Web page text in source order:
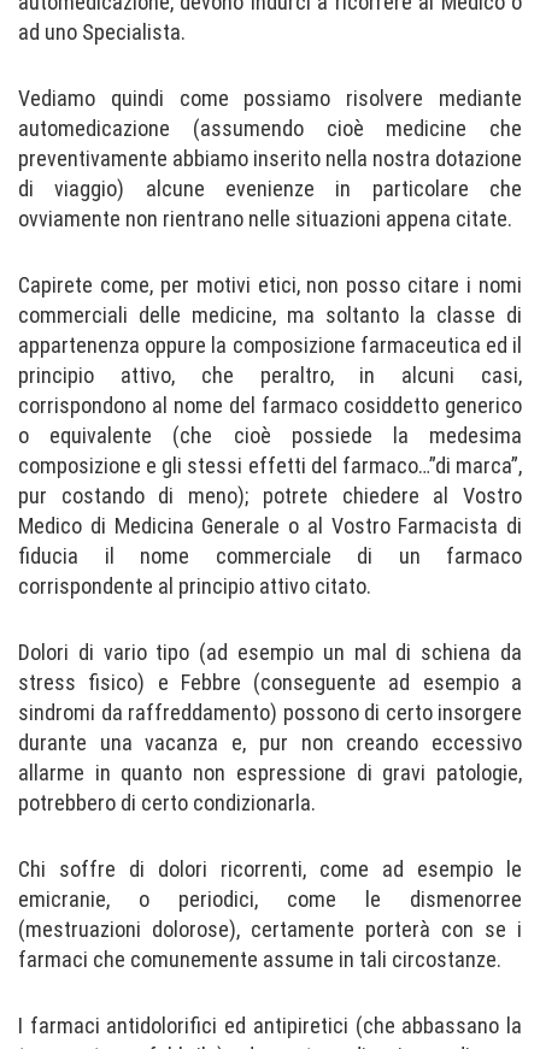
ad uno Specialista.
Vediamo quindi come possiamo risolvere mediante
automedicazione (assumendo cioè medicine che
preventivamente abbiamo inserito nella nostra dotazione
di viaggio) alcune evenienze in particolare che
ovviamente non rientrano nelle situazioni appena citate.
Capirete come, per motivi etici, non posso citare i nomi
commerciali delle medicine, ma soltanto la classe di
appartenenza oppure la composizione farmaceutica ed il
principio attivo, che peraltro, in alcuni casi,
corrispondono al nome del farmaco cosiddetto generico
o equivalente (che cioè possiede la medesima
composizione e gli stessi effetti del farmaco…”di marca”,
pur costando di meno); potrete chiedere al Vostro
Medico di Medicina Generale o al Vostro Farmacista di
fiducia il nome commerciale di un farmaco
corrispondente al principio attivo citato.
Dolori di vario tipo (ad esempio un mal di schiena da
stress fisico) e Febbre (conseguente ad esempio a
sindromi da raffreddamento) possono di certo insorgere
durante una vacanza e, pur non creando eccessivo
allarme in quanto non espressione di gravi patologie,
potrebbero di certo condizionarla.
Chi soffre di dolori ricorrenti, come ad esempio le
emicranie, o periodici, come le dismenorree
(mestruazioni dolorose), certamente porterà con se i
farmaci che comunemente assume in tali circostanze.
I farmaci antidolorifici ed antipiretici (che abbassano la